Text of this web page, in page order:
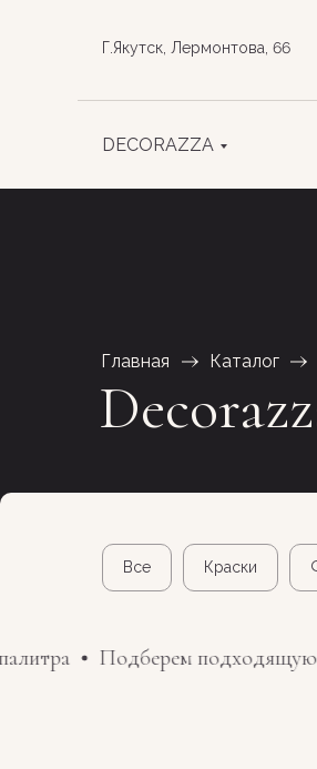
Г.Якутск, Лермонтова, 66
DECORAZZA
Главная Каталог
Все Краски
Подберем подходящую